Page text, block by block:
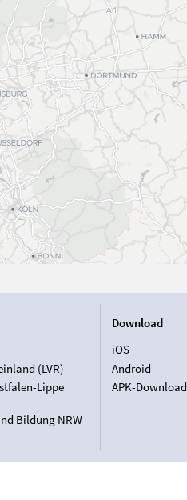
(LVR)
Lippe
Bildung NRW
Download
iOS
Android
APK-Download